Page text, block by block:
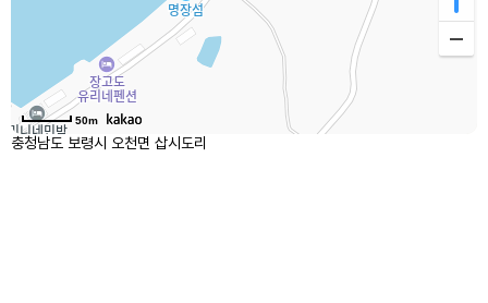
50m
충청남도 보령시 오천면 삽시도리